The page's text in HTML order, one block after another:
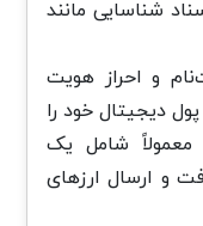
شناسایی مانند
و احراز هویت
دیجیتال خود را
شامل یک
و ارسال ارزهای